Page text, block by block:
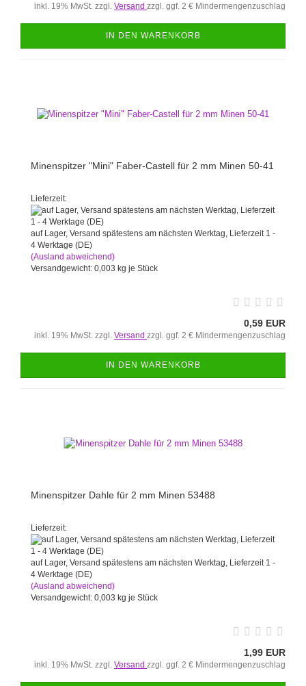
inkl. 19% MwSt. zzgl. Versand zzgl. ggf. 2 € Mindermengenzuschlag
IN DEN WARENKORB
Minenspitzer "Mini" Faber-Castell für 2 mm Minen 50-41
Lieferzeit:
auf Lager, Versand spätestens am nächsten Werktag, Lieferzeit 1 -
4 Werktage (DE)
(Ausland abweichend)
Versandgewicht: 0,003 kg je Stück
0,59 EUR
inkl. 19% MwSt. zzgl. Versand zzgl. ggf. 2 € Mindermengenzuschlag
IN DEN WARENKORB
Minenspitzer Dahle für 2 mm Minen 53488
Lieferzeit:
auf Lager, Versand spätestens am nächsten Werktag, Lieferzeit 1 -
4 Werktage (DE)
(Ausland abweichend)
Versandgewicht: 0,003 kg je Stück
1,99 EUR
inkl. 19% MwSt. zzgl. Versand zzgl. ggf. 2 € Mindermengenzuschlag